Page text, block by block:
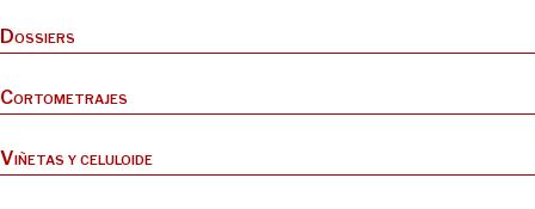
Dossiers
Cortometrajes
Viñetas y celuloide